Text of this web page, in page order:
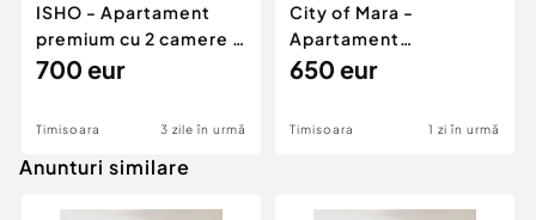
ISHO - Apartament
premium cu 2 camere -
vedere la apus - ...
700 eur
Timisoara 3 zile în urmă
City of Mara -
Apartament
petfriendly cu 2
650 eur
Timisoara 1 zi în urmă
Anunturi similare